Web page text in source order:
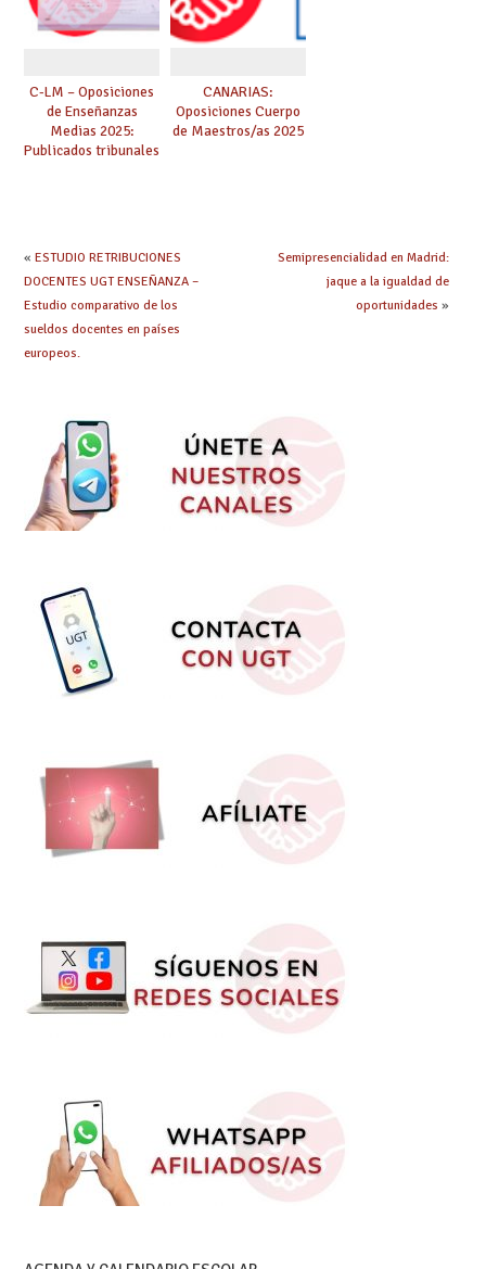
DOCENTES UGT ENSEÑANZA –
Estudio comparativo de los
europeos.
AGENDA Y CALENDARIO ESCOLAR